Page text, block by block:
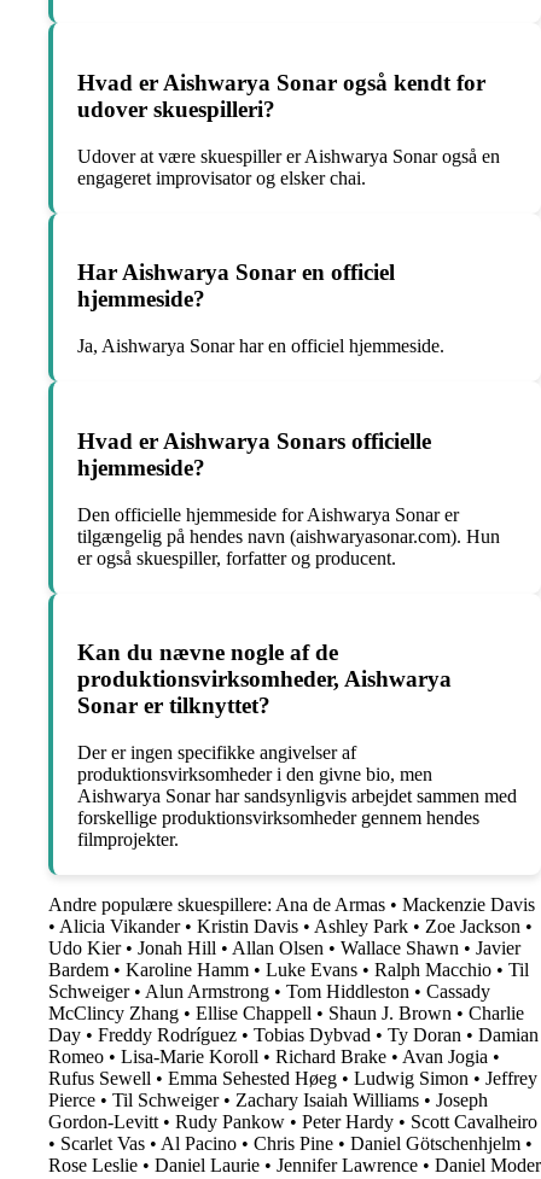
Hvad er Aishwarya Sonar også kendt for
udover skuespilleri?
Udover at være skuespiller er Aishwarya Sonar også en
engageret improvisator og elsker chai.
Har Aishwarya Sonar en officiel
hjemmeside?
Ja, Aishwarya Sonar har en officiel hjemmeside.
Hvad er Aishwarya Sonars officielle
hjemmeside?
Den officielle hjemmeside for Aishwarya Sonar er
tilgængelig på hendes navn (aishwaryasonar.com). Hun
er også skuespiller, forfatter og producent.
Kan du nævne nogle af de
produktionsvirksomheder, Aishwarya
Sonar er tilknyttet?
Der er ingen specifikke angivelser af
produktionsvirksomheder i den givne bio, men
Aishwarya Sonar har sandsynligvis arbejdet sammen med
forskellige produktionsvirksomheder gennem hendes
filmprojekter.
Andre populære skuespillere: Ana de Armas • Mackenzie Davis
• Alicia Vikander• Kristin Davis • Ashley Park • Zoe Jackson •
Udo Kier• Jonah Hill • Allan Olsen • Wallace Shawn • Javier
Bardem • Karoline Hamm • Luke Evans • Ralph Macchio • Til
Schweiger• Alun Armstrong • Tom Hiddleston • Cassady
McClincy Zhang • Ellise Chappell • Shaun J. Brown • Charlie
Day • Freddy Rodríguez • Tobias Dybvad • Ty Doran • Damian
Romeo • Lisa-Marie Koroll • Richard Brake • Avan Jogia •
Rufus Sewell • Emma Sehested Høeg • Ludwig Simon • Jeffrey
Pierce • Til Schweiger• Zachary Isaiah Williams • Joseph
Gordon-Levitt • Rudy Pankow • Peter Hardy • Scott Cavalheiro
• Scarlet Vas • Al Pacino • Chris Pine • Daniel Götschenhjelm •
Rose Leslie • Daniel Laurie • Jennifer Lawrence • Daniel Moder